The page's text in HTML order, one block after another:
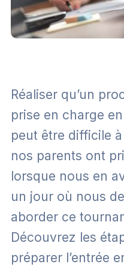
Réaliser qu’un
prise en charge
peut être difficile
nos parents ont
lorsque nous en
un jour où nous
aborder ce
Découvrez les
préparer l’entrée